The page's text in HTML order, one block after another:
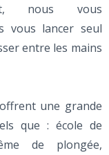
nous vous
vous lancer seul
entre les mains
une grande
que : école de
de plongée,